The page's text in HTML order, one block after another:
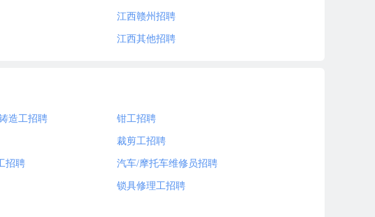
江西赣州招聘
江西其他招聘
造工招聘 钳工招聘
裁剪工招聘
招聘 汽车/摩托车维修员招聘
锁具修理工招聘